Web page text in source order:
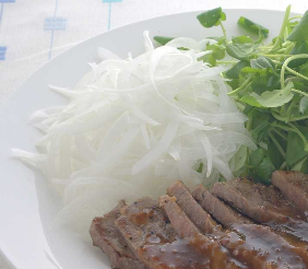
商品カテゴリ
酢
お酢ドリンク
みりん風・料理酒
新商品一覧
キャンペーン情報
ブランド・スペシャルサイト
ブランド・スペシャルサイト トップ
商品ブランドサイト